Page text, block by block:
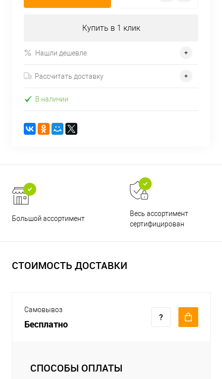
Купить в 1 клик
Нашли дешевле
Рассчитать доставку
В наличии
Большой ассортимент
Весь ассортимент
сертифицирован
СТОИМОСТЬ ДОСТАВКИ
Самовывоз
Бесплатно
СПОСОБЫ ОПЛАТЫ